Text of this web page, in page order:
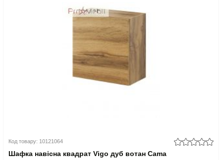
Код товару: 10121064
Шафка навісна квадрат Vigo дуб вотан Cama